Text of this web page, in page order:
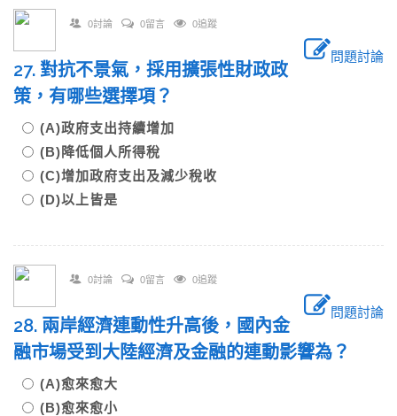
0討論 0留言 0追蹤
問題討論
27. 對抗不景氣，採用擴張性財政政
策，有哪些選擇項？
(A)政府支出持續增加
(B)降低個人所得稅
(C)增加政府支出及減少稅收
(D)以上皆是
0討論 0留言 0追蹤
問題討論
28. 兩岸經濟連動性升高後，國內金
融市場受到大陸經濟及金融的連動影響為？
(A)愈來愈大
(B)愈來愈小